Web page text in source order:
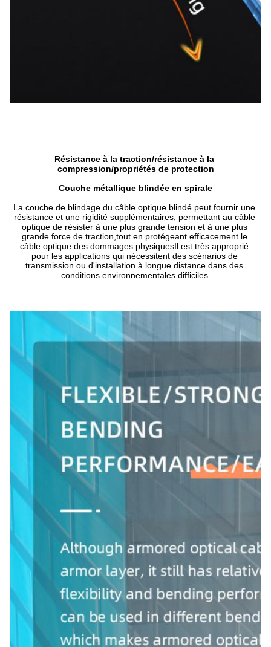
Résistance à la traction/résistance à la
compression/propriétés de protection
Couche métallique blindée en spirale
La couche de blindage du câble optique blindé peut fournir une
résistance et une rigidité supplémentaires, permettant au câble
optique de résister à une plus grande tension et à une plus
grande force de traction,tout en protégeant efficacement le
câble optique des dommages physiquesIl est très approprié
pour les applications qui nécessitent des scénarios de
transmission ou d'installation à longue distance dans des
conditions environnementales difficiles.